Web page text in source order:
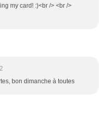
my card! :)<br /> <br />
bon dimanche à toutes